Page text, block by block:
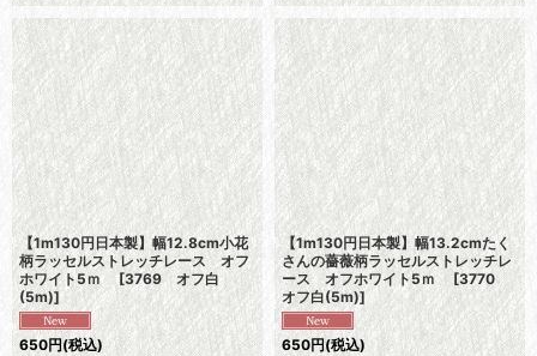
【1m130円日本製】幅12.8cm小花
柄ラッセルストレッチレース オフ
ホワイト5ｍ [3769 オフ白
(5m)]
650円(税込)
【1m130円日本製】幅13.2cmたく
さんの薔薇柄ラッセルストレッチレ
ース オフホワイト5ｍ [3770
オフ白(5m)]
650円(税込)